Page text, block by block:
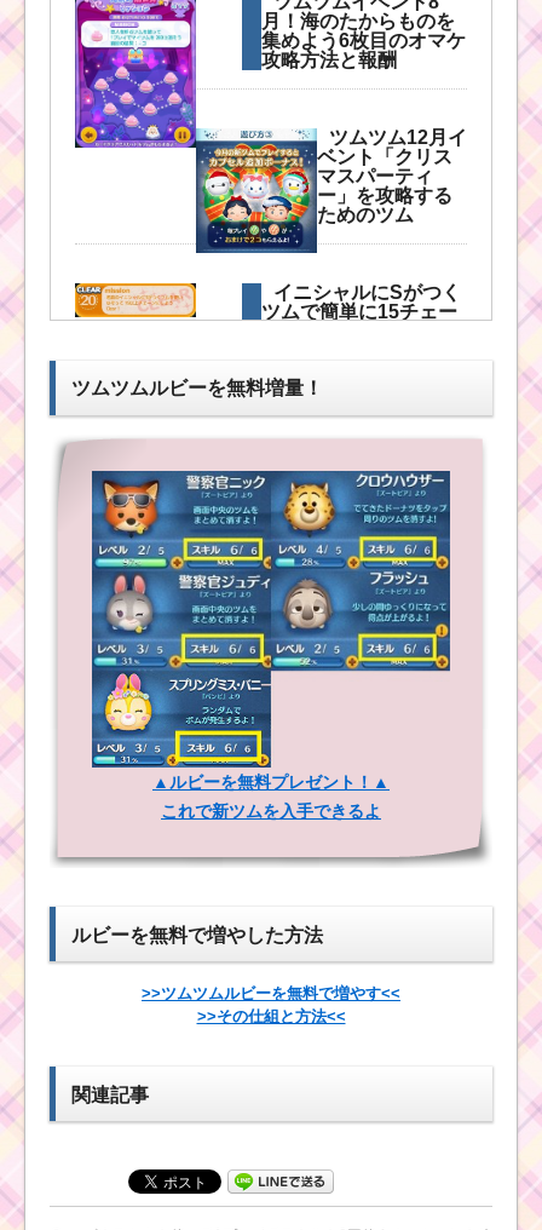
ツムツムミッションビ
ンゴ1枚目！完全攻略法
消去系スキルの
ツムで1プレイに
ベントでジグソーハー
ハッピーハロウィー
ン！集めたキャンディ
がカボチャからあふれ
出ちゃう
ツムツム5月ルミエール
枚目のミッション内容
と攻略
弾ピックアップ
ガチャにジミニ
黄色い手のツムでタイ
ムボムを10個消すミッ
ションを攻略するツム
ツムツム2017年10月の
月！海のたからものを
集めよう6枚目のオマケ
攻略方法と報酬
ツムツム12月イ
ベント「クリス
マスパーティ
ー」を攻略する
ためのツム
イニシャルにSがつく
ツムで簡単に15チェー
の違いは？アラジンと
魔法のランプイベント
ツムツム3月に登場す
るシンバ・ナラ・スカ
ーの追加日とスキル
ル！新ツムはアラジン
にジーニーにジャスミ
ン
イン稼ぐミッションを
ツムツムの黒いツム
を使ってマジカルボム
を250個消す方法
法
ツムツムビンゴ17 22.
ツムツムルビーを無料増量！
▲ルビーを無料プレゼント！▲
これで新ツムを入手できるよ
ルビーを無料で増やした方法
>>ツムツムルビーを無料で増やす<<
>>その仕組と方法<<
関連記事